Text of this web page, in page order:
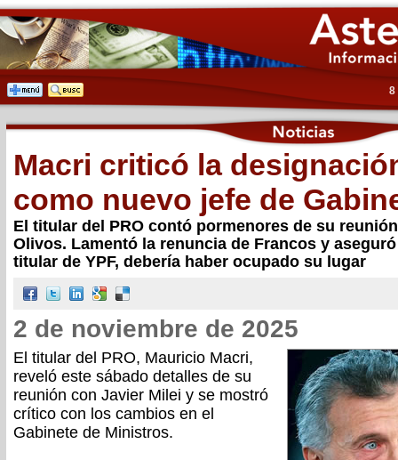
8
Macri criticó la
como nuevo jefe de
El titular del PRO contó pormenores de su
Olivos. Lamentó la renuncia de Francos y
titular de YPF, debería haber ocupado su lugar
2 de noviembre de 2025
El titular del PRO, Mauricio Macri,
reveló este sábado detalles de su
reunión con Javier Milei y se mostró
crítico con los cambios en el
Gabinete de Ministros.